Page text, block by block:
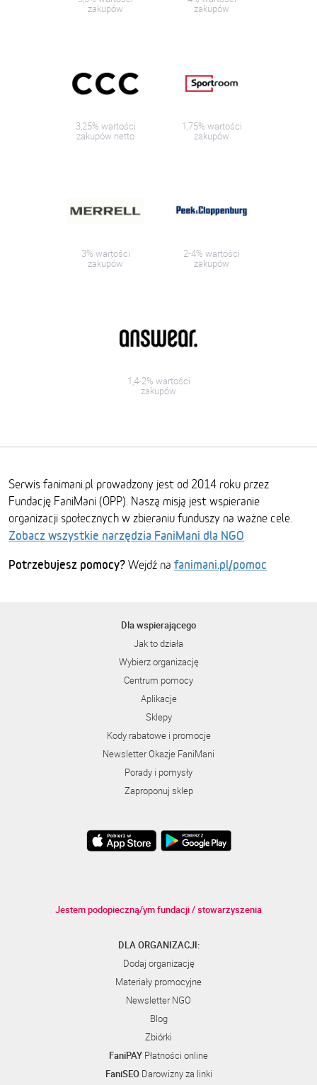
zakupów zakupów
3,25% wartości
zakupów netto
1,75% wartości
zakupów
3% wartości
zakupów
2-4% wartości
zakupów
1,4-2% wartości
zakupów
Serwis fanimani.pl prowadzony jest od 2014 roku przez
Fundację FaniMani (OPP). Naszą misją jest wspieranie
organizacji społecznych w zbieraniu funduszy na ważne cele.
Zobacz wszystkie narzędzia FaniMani dla NGO
Potrzebujesz pomocy? Wejdź na fanimani.pl/pomoc
Dla wspierającego
Jak to działa
Wybierz organizację
Centrum pomocy
Aplikacje
Sklepy
Kody rabatowe i promocje
Newsletter Okazje FaniMani
Porady i pomysły
Zaproponuj sklep
Jestem podopieczną/ym fundacji / stowarzyszenia
DLA ORGANIZACJI:
Dodaj organizację
Materiały promocyjne
Newsletter NGO
Blog
Zbiórki
FaniPAY Płatności online
FaniSEODarowizny za linki